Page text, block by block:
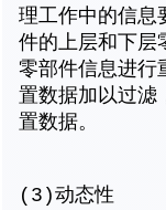
理工作中的信息
件的上层和下层
零部件信息进行
置数据加以过滤
置数据。
(3)动态性